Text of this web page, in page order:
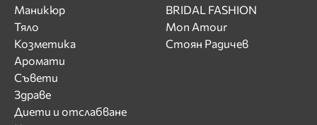
Маникюр
Тяло
Козметика
Аромати
Съвети
Здраве
Диети и отслабване
BRIDAL FASHION
Mon Amour
Стоян Радичев